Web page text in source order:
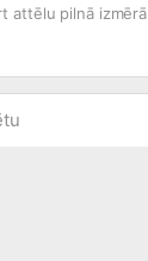
attēlu pilnā izmērā